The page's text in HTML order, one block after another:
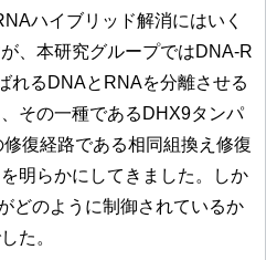
ハイブリッド解消にはいく
、本研究グループではDNA-R
れるDNAとRNAを分離させる
その一種であるDHX9タンパ
復経路である相同組換え修復
明らかにしてきました。しか
どのように制御されているか
た。